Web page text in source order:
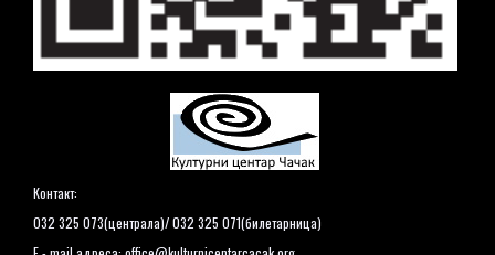
Контакт:
032 325 073(централа)/ 032 325 071(билетарница)